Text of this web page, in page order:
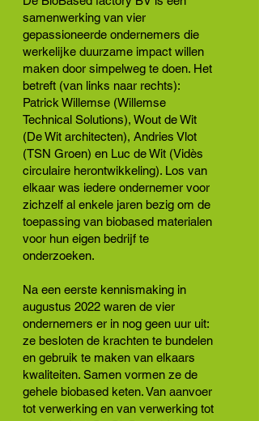
samenwerking van vier
gepassioneerde ondernemers die
werkelijke duurzame impact willen
maken door simpelweg te doen. Het
betreft (van links naar rechts):
Patrick Willemse (Willemse
Technical Solutions), Wout de Wit
(De Wit architecten), Andries Vlot
(TSN Groen) en Luc de Wit (Vidès
circulaire herontwikkeling). Los van
elkaar was iedere ondernemer voor
zichzelf al enkele jaren bezig om de
toepassing van biobased materialen
voor hun eigen bedrijf te
onderzoeken.
Na een eerste kennismaking in
augustus 2022 waren de vier
ondernemers er in nog geen uur uit:
ze besloten de krachten te bundelen
en gebruik te maken van elkaars
kwaliteiten. Samen vormen ze de
gehele biobased keten. Van aanvoer
tot verwerking en van verwerking tot